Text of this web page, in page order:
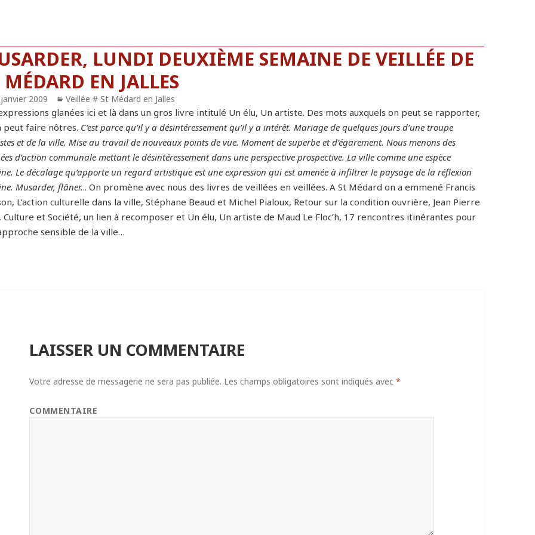
LUNDI DEUXIÈME SEMAINE DE VEILLÉE DE
MÉDARD EN JALLES
2009 Catégories
Veillée # St Médard en Jalles
glanées ici et là dans un gros livre intitulé Un élu, Un artiste. Des mots auxquels on peut se rapporter,
peut faire nôtres. C’est parce qu’il y a désintéressement qu’il y a intérêt. Mariage de quelques jours d’une troupe
et de la ville. Mise au travail de nouveaux points de vue. Moment de superbe et d’égarement. Nous menons des
d’action communale mettant le désintéressement dans une perspective prospective. La ville comme une espèce
Le décalage qu’apporte un regard artistique est une expression qui est amenée à infiltrer le paysage de la réflexion
Musarder, flâner... On promène avec nous des livres de veillées en veillées. A St Médard on a emmené Francis
L’action culturelle dans la ville, Stéphane Beaud et Michel Pialoux, Retour sur la condition ouvrière, Jean Pierre
Culture et Société, un lien à recomposer et Un élu, Un artiste de Maud Le Floc’h, 17 rencontres itinérantes pour
sensible de la ville…
LAISSER UN COMMENTAIRE
Votre adresse de messagerie ne sera pas publiée. Les champs obligatoires sont indiqués avec*
COMMENTAIRE